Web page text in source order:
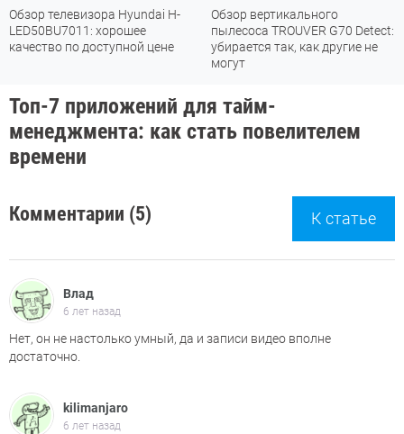
Обзор телевизора Hyundai H-
LED50BU7011: хорошее
качество по доступной цене
Обзор вертикального
пылесоса TROUVER G70 Detect:
убирается так, как другие не
могут
Топ-7 приложений для тайм-
менеджмента: как стать повелителем
времени
Комментарии (5) К статье
Влад
6 лет назад
Нет, он не настолько умный, да и записи видео вполне
достаточно.
kilimanjaro
6 лет назад